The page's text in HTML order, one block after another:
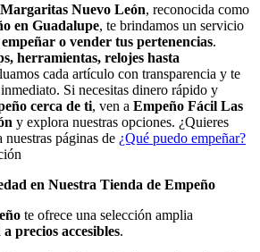
Nuevo León, reconocida como
en Guadalupe, te brindamos un servicio
empeñar o vender tus pertenencias.
herramientas, relojes hasta
cada artículo con transparencia y te
Si necesitas dinero rápido y
cerca de ti, ven a Empeño Fácil Las
y explora nuestras opciones. ¿Quieres
páginas de ¿Qué puedo empeñar?
en Nuestra Tienda de Empeño
te ofrece una selección amplia
precios accesibles.